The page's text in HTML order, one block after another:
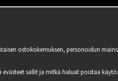
ostokokemuksen, personoidun
sallit ja mitkä haluat poistaa